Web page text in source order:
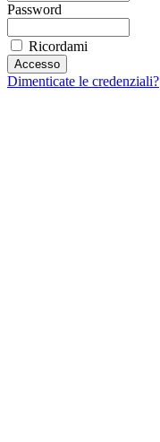
Password
Ricordami
Dimenticate le credenziali?